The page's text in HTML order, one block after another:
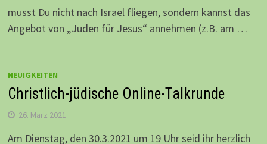
musst Du nicht nach Israel fliegen, sondern kannst das
Angebot von „Juden für Jesus“ annehmen (z.B. am …
NEUIGKEITEN
Christlich-jüdische Online-Talkrunde
26. März 2021
Am Dienstag, den 30.3.2021 um 19 Uhr seid ihr herzlich